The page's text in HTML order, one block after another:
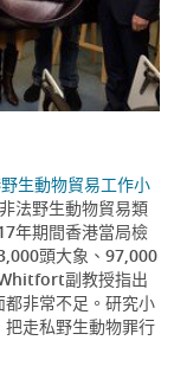
生動物貿易工作小
法野生動物貿易類
年期間香港當局檢
頭大象、97,000
副教授指出
非常不足。研究小
走私野生動物罪行